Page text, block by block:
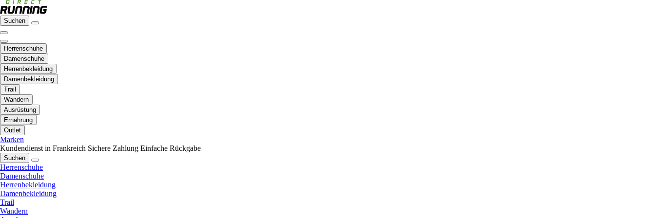
Suchen
Herrenschuhe
Damenschuhe
Herrenbekleidung
Damenbekleidung
Trail
Wandern
Ausrüstung
Ernährung
Outlet
Marken
Kundendienst in Frankreich Sichere Zahlung Einfache Rückgabe
Suchen
Herrenschuhe
Damenschuhe
Herrenbekleidung
Damenbekleidung
Trail
Wandern